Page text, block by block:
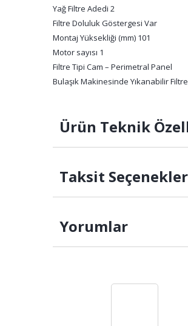
Yağ Filtre Adedi 2
Filtre Doluluk Göstergesi Var
Montaj Yüksekliği (mm) 101
Motor sayısı 1
Filtre Tipi Cam – Perimetral Panel
Bulaşık Makinesinde Yıkanabilir
Ürün Teknik
Taksit
Yorumlar